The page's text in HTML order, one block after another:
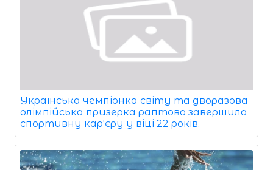
Українська чемпіонка світу та дворазова
олімпійська призерка раптово завершила
спортивну кар'єру у віці 22 років.